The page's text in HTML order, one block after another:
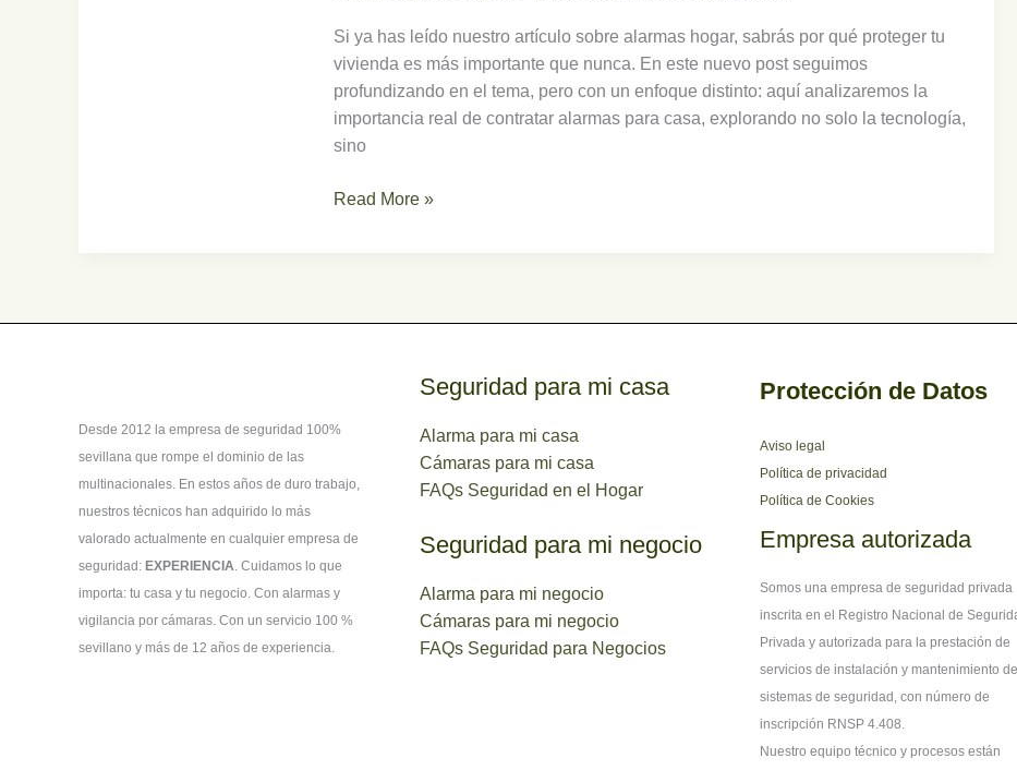
Si ya has leído nuestro artículo sobre alarmas hogar, sabrás por qué proteger tu
vivienda es más importante que nunca. En este nuevo post seguimos
profundizando en el tema, pero con un enfoque distinto: aquí analizaremos la
importancia real de contratar alarmas para casa, explorando no solo la tecnología,
sino
Read More »
Desde 2012 la empresa de seguridad 100%
sevillana que rompe el dominio de las
multinacionales. En estos años de duro trabajo,
nuestros técnicos han adquirido lo más
valorado actualmente en cualquier empresa de
seguridad: EXPERIENCIA. Cuidamos lo que
importa: tu casa y tu negocio. Con alarmas y
vigilancia por cámaras. Con un servicio 100 %
sevillano y más de 12 años de experiencia.
Seguridad para mi casa
Alarma para mi casa
Cámaras para mi casa
FAQs Seguridad en el Hogar
Seguridad para mi negocio
Alarma para mi negocio
Cámaras para mi negocio
FAQs Seguridad para Negocios
Protección de Datos
Aviso legal
Política de privacidad
Política de Cookies
Empresa autorizada
Somos una empresa de seguridad privada
inscrita en el Registro Nacional de
Privada y autorizada para la prestación de
servicios de instalación y mantenimiento de
sistemas de seguridad, con número de
inscripción RNSP 4.408.
Nuestro equipo técnico y procesos están